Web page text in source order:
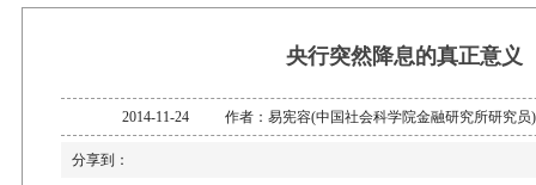
央行突然降息的真正意义
2014-11-24 作者：易宪容(中国社会科学院金融研究所研
分享到：